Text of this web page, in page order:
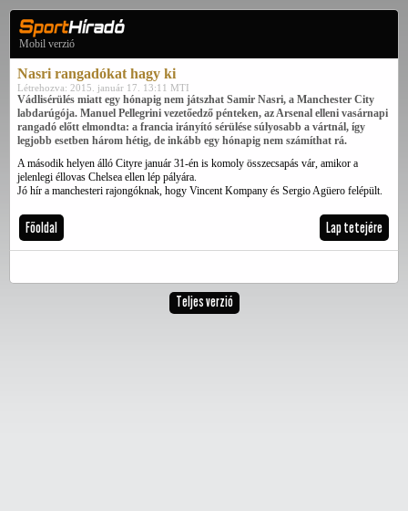
Mobil verzió
Nasri rangadókat hagy ki
Létrehozva: 2015. január 17. 13:11 MTI
Vádlisérülés miatt egy hónapig nem játszhat Samir Nasri, a Manchester City
labdarúgója. Manuel Pellegrini vezetőedző pénteken, az Arsenal elleni vasárnapi
rangadó előtt elmondta: a francia irányító sérülése súlyosabb a vártnál, így
legjobb esetben három hétig, de inkább egy hónapig nem számíthat rá.
A második helyen álló Cityre január 31-én is komoly összecsapás vár, amikor a
jelenlegi éllovas Chelsea ellen lép pályára.
Jó hír a manchesteri rajongóknak, hogy Vincent Kompany és Sergio Agüero felépült.
Főoldal Lap tetejére
Teljes verzió